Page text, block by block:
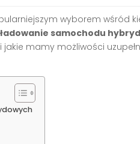
wyborem wśród
ładowanie samochodu
jakie mamy możliwości